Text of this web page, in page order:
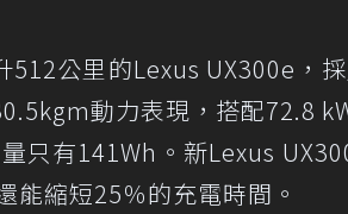
公里的Lexus UX300e，
動力表現，搭配72.8
只有141Wh。新Lexus
能縮短25％的充電時間。